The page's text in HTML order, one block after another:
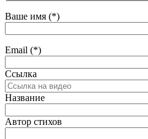
Ваше имя (*)
Email (*)
Ссылка
Название
Автор стихов